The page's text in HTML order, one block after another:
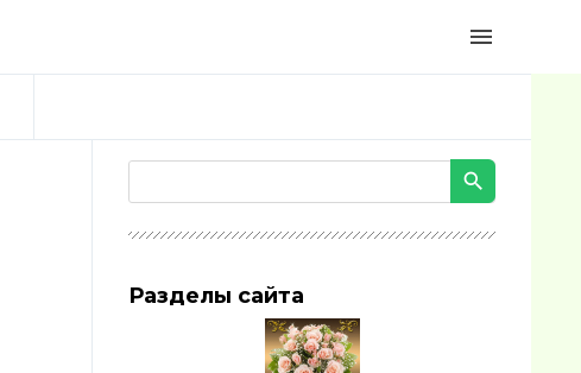
menu
Разделы сайта